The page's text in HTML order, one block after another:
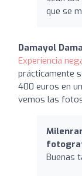
que se
Damayol
Experiencia
prácticamente
400 euros en
vemos las
Buenas